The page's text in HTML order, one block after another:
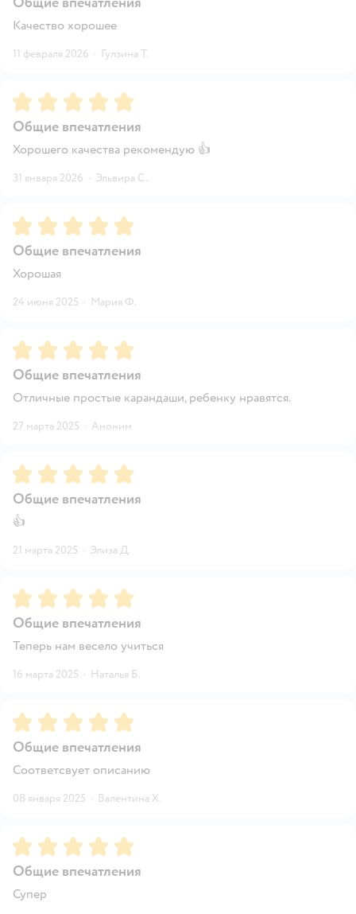
Качество хорошее
11 февраля 2026 · Гулзина Т.
Рейтинг:5
Общие впечатления
Хорошего качества рекомендую 👍
31 января 2026 · Эльвира С.
Рейтинг:5
Общие впечатления
Хорошая
24 июня 2025 · Мария Ф.
Рейтинг:5
Общие впечатления
Отличные простые карандаши, ребенку нравятся.
27 марта 2025 · Аноним
Рейтинг:5
Общие впечатления
👍
21 марта 2025 · Элиза Д.
Рейтинг:5
Общие впечатления
Теперь нам весело учиться
16 марта 2025 · Наталья Б.
Рейтинг:5
Общие впечатления
Соответсвует описанию
08 января 2025 · Валентина Х.
Рейтинг:5
Общие впечатления
Супер